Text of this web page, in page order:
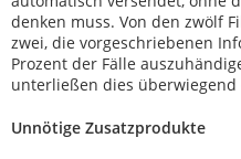
denken muss. Von den zwölf
zwei, die vorgeschriebenen
Prozent der Fälle
unterließen dies überwiegend
Unnötige Zusatzprodukte